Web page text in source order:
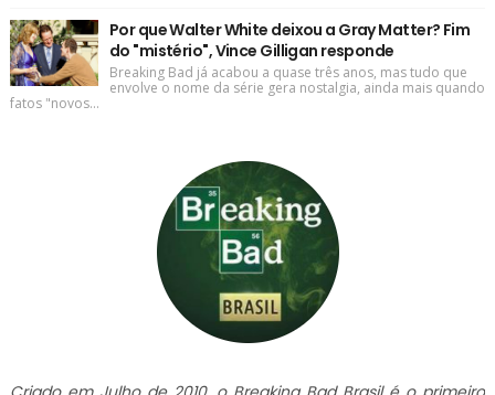
Por que Walter White deixou a Gray Matter? Fim
do "mistério", Vince Gilligan responde
Breaking Bad já acabou a quase três anos, mas tudo que
envolve o nome da série gera nostalgia, ainda mais quando
fatos "novos...